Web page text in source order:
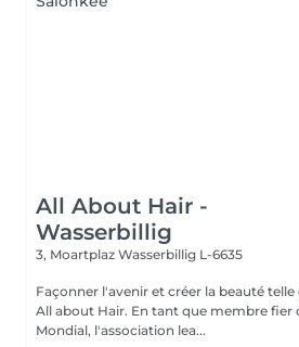
All About Hair -
Wasserbillig
3, Moartplaz Wasserbillig L-6635
Façonner l'avenir et créer la beauté telle est notre mission chez
All about Hair. En tant que membre fier
Mondial, l'association lea...